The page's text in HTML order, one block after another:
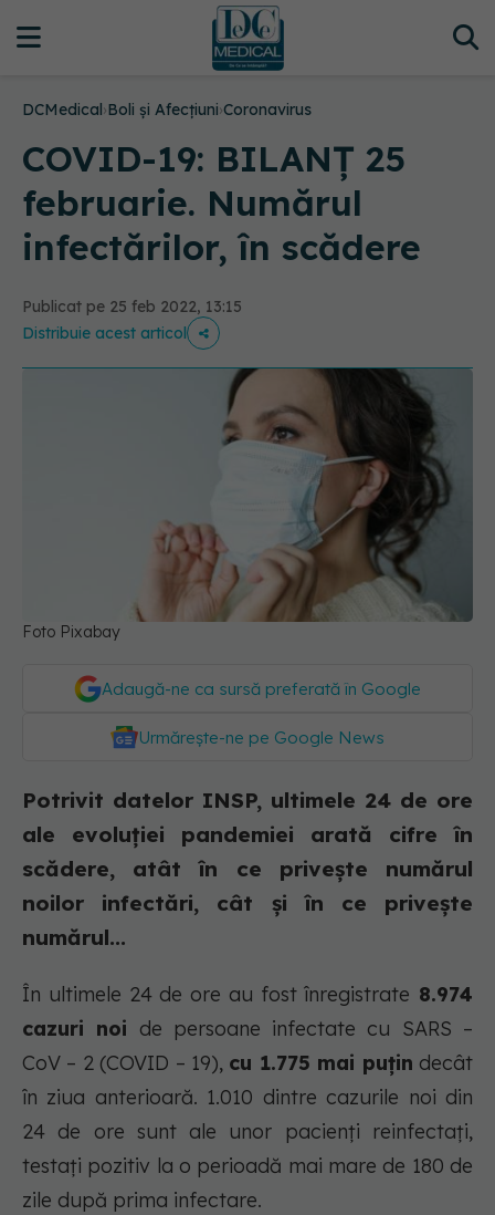
DCMedical›Boli și Afecțiuni›Coronavirus
COVID-19: BILANȚ 25
februarie. Numărul
infectărilor, în scădere
Publicat pe 25 feb 2022, 13:15
Distribuie acest articol
Foto Pixabay
Adaugă-ne ca sursă preferată în Google
Urmărește-ne pe Google News
Potrivit datelor INSP, ultimele 24 de ore
ale evoluției pandemiei arată cifre în
scădere, atât în ce privește numărul
noilor infectări, cât și în ce privește
numărul...
În ultimele 24 de ore au fost înregistrate 8.974
cazuri noi de persoane infectate cu SARS –
CoV – 2 (COVID – 19), cu 1.775 mai puțin decât
în ziua anterioară. 1.010 dintre cazurile noi din
24 de ore sunt ale unor pacienți reinfectați,
testați pozitiv la o perioadă mai mare de 180 de
zile după prima infectare.